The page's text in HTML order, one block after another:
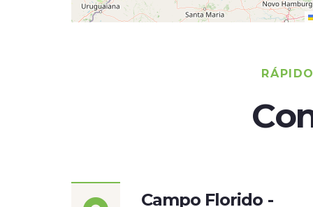
Campo Florido -